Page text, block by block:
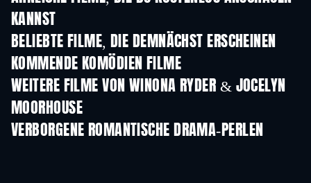
KANNST
BELIEBTE FILME, DIE DEMNÄCHST ERSCHEINEN
KOMMENDE KOMÖDIEN FILME
WEITERE FILME VON WINONA RYDER & JOCELYN
MOORHOUSE
VERBORGENE ROMANTISCHE DRAMA-PERLEN
Serie